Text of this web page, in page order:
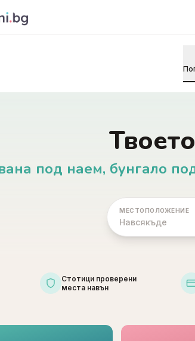
под наем, бунгало
МЕСТОПОЛОЖЕНИЕ
Навсякъде
Стотици проверени
места навън